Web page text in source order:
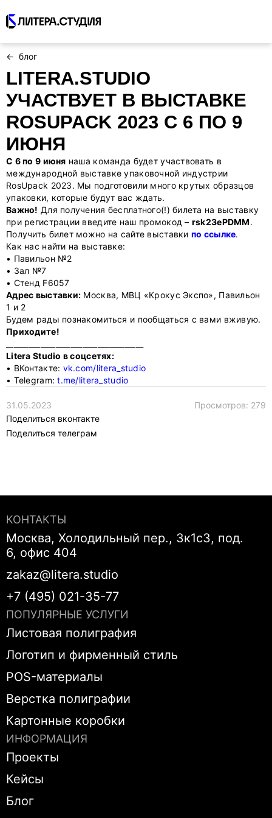
Полиграфия
Упаковка и этикетки
Логотип и фирменный стиль
Корпоративный брендинг, бизнес-
сувениры
Проекты
Блог
Контакты
Статус заказа
zakaz@litera.studio
+7 (495) 021-35-77
+7 (977) 793-64-81
Telegram
Max
Москва, Холодильный пер., 3к1с3, под. 6,
офис 404
блог
LITERA.STUDIO
УЧАСТВУЕТ В ВЫСТАВКЕ
ROSUPACK 2023 С 6 ПО 9
ИЮНЯ
С 6 по 9 июня наша команда будет участвовать в
международной выставке упаковочной индустрии
RosUpack 2023. Мы подготовили много крутых образцов
упаковки, которые будут вас ждать.
Важно! Для получения бесплатного(!) билета на выставку
при регистрации введите наш промокод – rsk23ePDMM.
Получить билет можно на сайте выставки по ссылке.
Как нас найти на выставке:
• Павильон №2
• Зал №7
• Стенд F6057
Адрес выставки: Москва, МВЦ «Крокус Экспо», Павильон
1 и 2
Будем рады познакомиться и пообщаться с вами вживую.
Приходите!
Litera Studio в соцсетях:
• ВКонтакте: vk.com/litera_studio
• Telegram:t.me/litera_studio
31.05.2023
Просмотров: 279
Поделиться вконтакте
Поделиться телеграм
КОНТАКТЫ
Москва, Холодильный пер., 3к1с3, под.
6, офис 404
zakaz@litera.studio
+7 (495) 021-35-77
ПОПУЛЯРНЫЕ УСЛУГИ
Листовая полиграфия
Логотип и фирменный стиль
POS-материалы
Верстка полиграфии
Картонные коробки
ИНФОРМАЦИЯ
Проекты
Кейсы
Блог